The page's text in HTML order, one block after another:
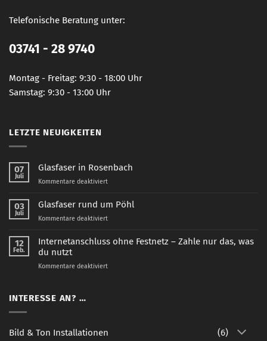
Telefonische Beratung unter:
03741 - 28 9740
Montag - Freitag: 9:30 - 18:00 Uhr
Samstag: 9:30 - 13:00 Uhr
LETZTE NEUIGKEITEN
07
Juli
Glasfaser in Rosenbach
Kommentare deaktiviertfür
in
03
Juli
Glasfaser rund um Pöhl
Kommentare deaktiviertfür
rund
12
Feb.
Internetanschluss ohne Festnetz – Zahle nur das, was
du nutzt
Kommentare deaktiviertfür
das,
INTERESSE AN? …
Bild & Ton Installationen (6)